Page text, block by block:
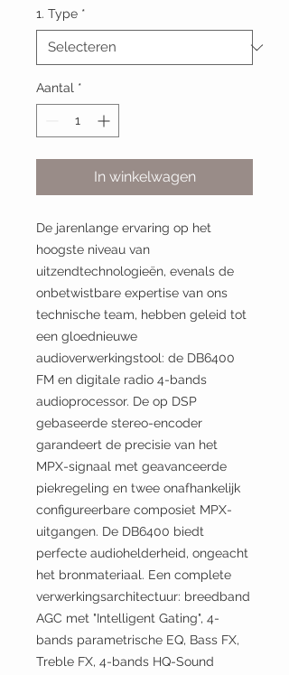
1. Type *
Aantal *
In winkelwagen
De jarenlange ervaring op het
hoogste niveau van
uitzendtechnologieën, evenals de
onbetwistbare expertise van ons
technische team, hebben geleid tot
een gloednieuwe
audioverwerkingstool: de DB6400
FM en digitale radio 4-bands
audioprocessor. De op DSP
gebaseerde stereo-encoder
garandeert de precisie van het
MPX-signaal met geavanceerde
piekregeling en twee onafhankelijk
configureerbare composiet MPX-
uitgangen. De DB6400 biedt
perfecte audiohelderheid, ongeacht
het bronmateriaal. Een complete
verwerkingsarchitectuur: breedband
AGC met "Intelligent Gating", 4-
bands parametrische EQ, Bass FX,
Treble FX, 4-bands HQ-Sound